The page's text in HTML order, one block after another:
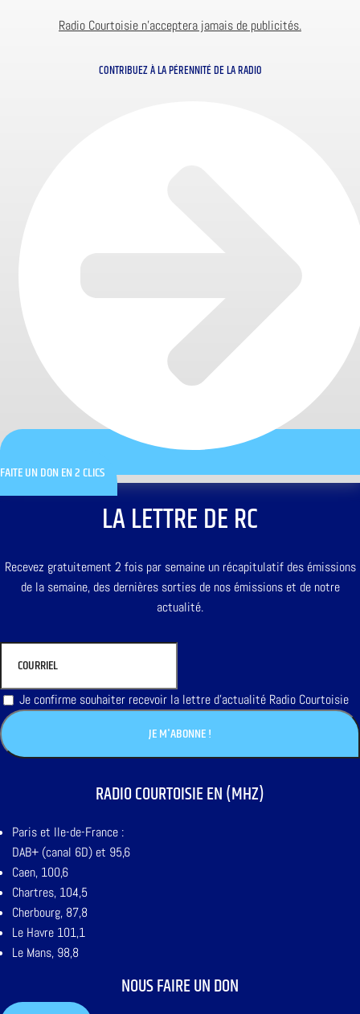
Radio Courtoisie n’acceptera jamais de publicités.
CONTRIBUEZ À LA PÉRENNITÉ DE LA RADIO
FAITE UN DON EN 2 CLICS
LA LETTRE DE RC
Recevez gratuitement 2 fois par semaine un récapitulatif des émissions
de la semaine, des dernières sorties de nos émissions et de notre
actualité.
Je confirme souhaiter recevoir la lettre d'actualité Radio Courtoisie
RADIO COURTOISIE EN (MHZ)
Paris et Ile-de-France :
DAB+ (canal 6D) et 95,6
Caen, 100,6
Chartres, 104,5
Cherbourg, 87,8
Le Havre 101,1
Le Mans, 98,8
NOUS FAIRE UN DON